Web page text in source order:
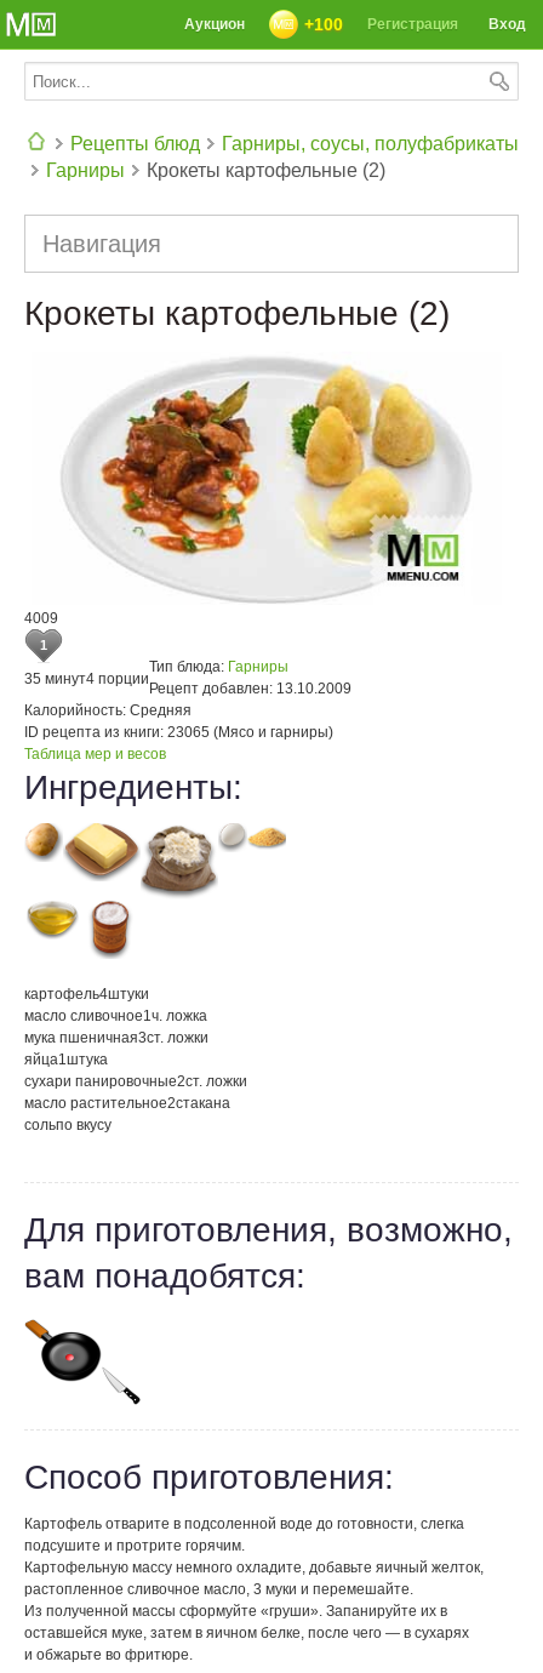
Вход
Регистрация
+100
Аукцион
Рецепты блюд
Гарниры, соусы, полуфабрикаты
Гарниры
Крокеты картофельные (2)
Навигация
Крокеты картофельные (2)
4009
1
35 минут4 порции
Тип блюда: Гарниры
Рецепт добавлен: 13.10.2009
Калорийность: Средняя
ID рецепта из книги: 23065 (Мясо и гарниры)
Таблица мер и весов
Ингредиенты:
картофель4штуки
масло сливочное1ч. ложка
мука пшеничная3ст. ложки
яйца1штука
сухари панировочные2ст. ложки
масло растительное2стакана
сольпо вкусу
Для приготовления, возможно,
вам понадобятся:
Способ приготовления:
Картофель отварите в подсоленной воде до готовности, слегка
подсушите и протрите горячим.
Картофельную массу немного охладите, добавьте яичный желток,
растопленное сливочное масло, 3 муки и перемешайте.
Из полученной массы сформуйте «груши». Запанируйте их в
оставшейся муке, затем в яичном белке, после чего — в сухарях
и обжарьте во фритюре.